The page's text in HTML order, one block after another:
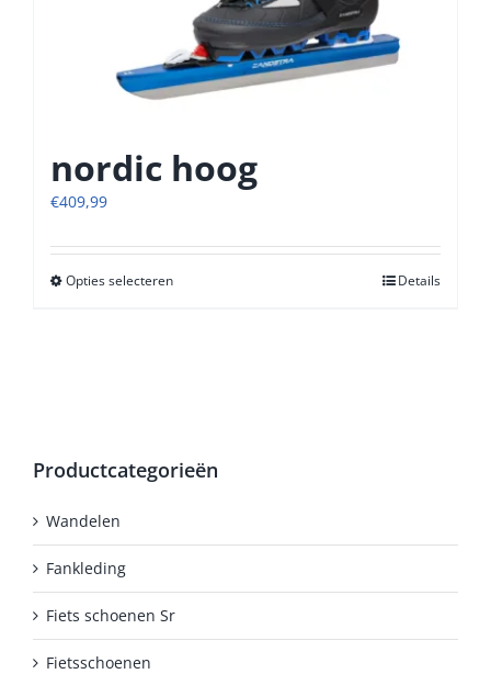
nordic hoog
€409,99
Opties selecterenDit
gekozen
de
Details
Productcategorieën
Wandelen
Fankleding
Fiets schoenen Sr
Fietsschoenen